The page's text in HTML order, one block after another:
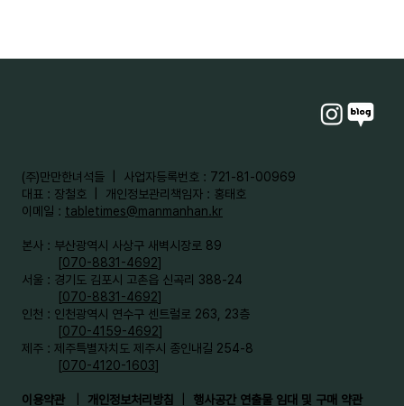
​(주)만만한녀석들 | 사업자등록번호 : 721-81-00969
대표 : 장철호 | 개인정보관리책임자 : 홍태호
이메일 : tabletimes@manmanhan.kr
본사 : 부산광역시 사상구 새벽시장로 89
[070-8831-4692]
서울 : 경기도 김포시 고촌읍 신곡리 388-24
[070-8831-4692]
인천 : 인천광역시 연수구 센트럴로 263, 23층
[070-4159-4692]​
제주 : 제주특별자치도 제주시 종인내길 254-8
[070-4120-1603]
이용약관 개인정보처리방침 행사공간 연출물 임대 및 구매 약관